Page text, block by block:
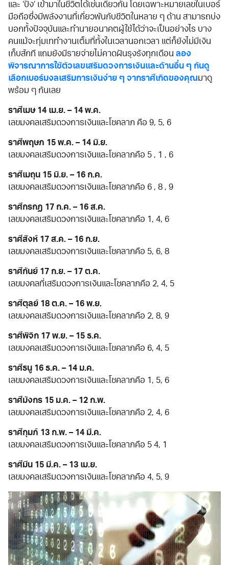
และ ‘ปัง’ เข้ามาในชีวิตได้เช่นเดียวกัน โดยเฉพาะหมายเลขในเบอร์
มือถือซึ่งมีพลังงานที่เกี่ยวพันกับชีวิตในหลาย ๆ ด้าน สามารถบ่ง
บอกทั้งปัจจุบันและทำนายอนาคตผู้ใช้ได้ว่าจะเป็นอย่างไร บาง
คนแม้จะทุ่มเททำงานเต็มที่ทั้งในเวลานอกเวลา แต่ก็ยังไม่มีเงิน
เก็บสักที แถมยังมีรายจ่ายไม่คาดฝันรุงรังทุกเดือน ลอง
พิจารณาการใช้ตัวเลขเสริมดวงการเงินและด้านอื่น ๆ กันดู
เลือกเบอร์มงลเสริมการเงินง่าย ๆ จากราศีเกิดของคุณ มาดู
พร้อม ๆ กันเลย
ราศีเมษ 14 เม.ย. – 14 พ.ค.
เลขมงคลเสริมดวงการเงินและโชคลาภ คือ 9, 5, 6
ราศีพฤษภ 15 พ.ค. – 14 มิ.ย.
เลขมงคลเสริมดวงการเงินและโชคลาภคือ 5 , 1 , 6
ราศีเมถุน 15 มิ.ย. – 16 ก.ค.
เลขมงคลเสริมดวงการเงินและโชคลาภคือ 6 , 8 , 9
ราศีกรกฏ 17 ก.ค. – 16 ส.ค.
เลขมงคลเสริมดวงการเงินและโชคลาภคือ 1, 4, 6
ราศีสิงห์ 17 ส.ค. – 16 ก.ย.
เลขมงคลเสริมดวงการเงินและโชคลาภคือ 5, 6, 8
ราศีกันย์ 17 ก.ย. – 17 ต.ค.
เลขมงคลที่เสริมดวงการเงินและโชคลาภคือ 2, 4, 5
ราศีตุลย์ 18 ต.ค. – 16 พ.ย.
เลขมงคลเสริมดวงการเงินและโชคลาภคือ 2, 8, 9
ราศีพิจิก 17 พ.ย. – 15 ธ.ค.
เลขมงคลเสริมดวงการเงินและโชคลาภคือ 6, 4, 5
ราศีธนู 16 ธ.ค. – 14 ม.ค.
เลขมงคลเสริมดวงการเงินและโชคลาภคือ 1, 5, 6
ราศีมังกร 15 ม.ค. – 12 ก.พ.
เลขมงคลเสริมดวงการเงินและโชคลาภคือ 2, 4, 6
ราศีกุมภ์ 13 ก.พ. – 14 มี.ค.
เลขมงคลเสริมดวงการเงินและโชคลาภคือ 5 4, 1
ราศีมีน 15 มี.ค. – 13 เม.ย.
เลขมงคลเสริมดวงการเงินและโชคลาภคือ 4, 5, 9